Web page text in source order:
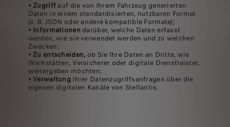
• Zugriff auf die von Ihrem Fahrzeug generierten
Daten in einem standardisierten, nutzbaren Format
(z. B. JSON oder andere kompatible Formate);
• Informationen darüber, welche Daten erfasst
werden, wie sie verwendet werden und zu welchen
Zwecken;
• Zu entscheiden, ob Sie Ihre Daten an Dritte, wie
Werkstätten, Versicherer oder digitale Dienstleister,
weitergeben möchten;
• Verwaltung Ihrer Datenzugriffsanfragen über die
eigenen digitalen Kanäle von Stellantis.